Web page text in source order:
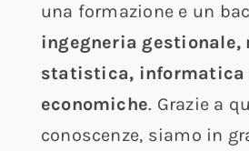
una formazione e un
ingegneria
statistica, informatica
economiche. Grazie a
conoscenze, siamo in